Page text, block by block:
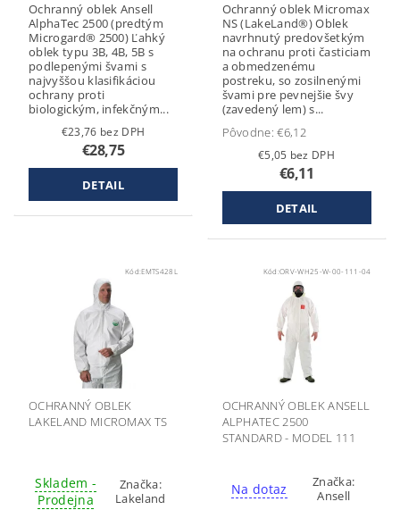
Ochranný oblek Ansell
AlphaTec 2500 (predtým
Microgard® 2500) Ľahký
oblek typu 3B, 4B, 5B s
podlepenými švami s
najvyššou klasifikáciou
ochrany proti
biologickým, infekčným...
€23,76 bez DPH
€28,75
DETAIL
Ochranný oblek Micromax
NS (LakeLand®) Oblek
navrhnutý predovšetkým
na ochranu proti časticiam
a obmedzenému
postreku, so zosilnenými
švami pre pevnejšie švy
(zavedený lem) s...
Pôvodne:€6,12
€5,05 bez DPH
€6,11
DETAIL
Kód:EMTS428L
OCHRANNÝ OBLEK
LAKELAND MICROMAX TS
Skladem -
Prodejna
Značka:
Lakeland
Kód:ORV-WH25-W-00-111-04
OCHRANNÝ OBLEK ANSELL
ALPHATEC 2500
STANDARD - MODEL 111
Na dotaz
Značka:
Ansell